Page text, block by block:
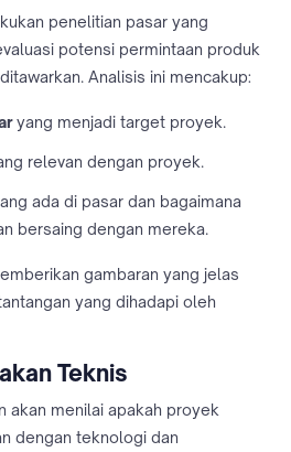
penelitian pasar yang
potensi permintaan produk
Analisis ini mencakup:
yang menjadi target proyek.
relevan dengan proyek.
ada di pasar dan bagaimana
bersaing dengan mereka.
gambaran yang jelas
yang dihadapi oleh
Teknis
akan menilai apakah proyek
dengan teknologi dan